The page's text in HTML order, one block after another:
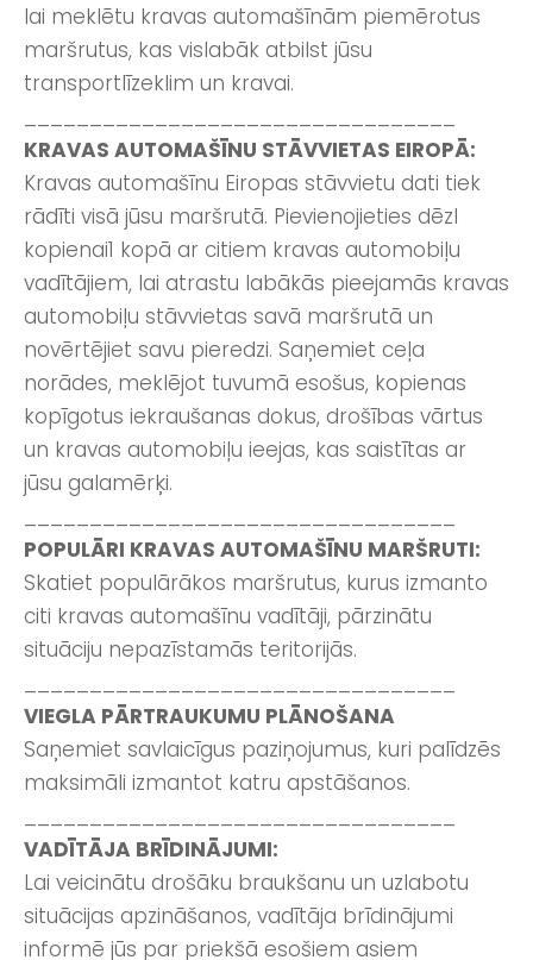
lai meklētu kravas automašīnām piemērotus
maršrutus, kas vislabāk atbilst jūsu
transportlīzeklim un kravai.
KRAVAS AUTOMAŠĪNU STĀVVIETAS EIROPĀ:
Kravas automašīnu Eiropas stāvvietu dati tiek
rādīti visā jūsu maršrutā. Pievienojieties dēzl
kopienai1 kopā ar citiem kravas automobiļu
vadītājiem, lai atrastu labākās pieejamās kravas
automobiļu stāvvietas savā maršrutā un
novērtējiet savu pieredzi. Saņemiet ceļa
norādes, meklējot tuvumā esošus, kopienas
kopīgotus iekraušanas dokus, drošības vārtus
un kravas automobiļu ieejas, kas saistītas ar
jūsu galamērķi.
POPULĀRI KRAVAS AUTOMAŠĪNU MARŠRUTI:
Skatiet populārākos maršrutus, kurus izmanto
citi kravas automašīnu vadītāji, pārzinātu
situāciju nepazīstamās teritorijās.
VIEGLA PĀRTRAUKUMU PLĀNOŠANA
Saņemiet savlaicīgus paziņojumus, kuri palīdzēs
maksimāli izmantot katru apstāšanos.
VADĪTĀJA BRĪDINĀJUMI:
Lai veicinātu drošāku braukšanu un uzlabotu
situācijas apzināšanos, vadītāja brīdinājumi
informē jūs par priekšā esošiem asiem